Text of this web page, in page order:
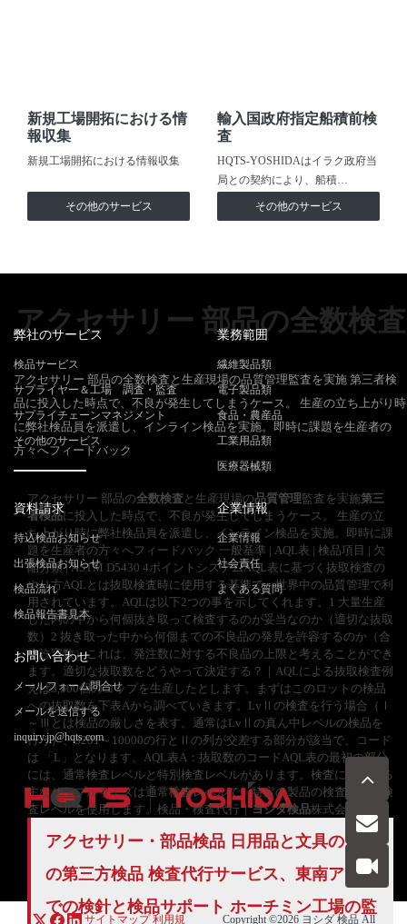
新規工場開拓における情
報収集
新規工場開拓における情報収集
その他のサービス
輸入国政府指定船積前検
査
HQTS-YOSHIDAはイラク政府当
局との契約により、船積…
その他のサービス
アクセサリー 部品の全数検査
アクセサリー 部品の全数検査と生産現場の品質管理監査を実施 第三者検
品に投入した時点で、不良が発生してしまうケース。 生産の立ち上がり時
に弊社検品員を派遣し、インライン検品を実施。即時に課題を生産者の
方々へフィードバック
アクセサリー 部品の全数検査と生産現場の品質管理監査を実施第三
者検品に投入した時点で、不良が発生してしまうケース。 生産の立
ち上がり時に弊社検品員を派遣し、インライン検品を実施。即時に課
題を生産者の方々へフィードバック 一般基準 | AQL表 | 検品項目 | 欠
陥分類 | ASTM D5430 4ポイントシステムAQL表に基づく抜取検査の
やり方AQLとは抜取検査時に使用する基準で、世界中の品質管理で利
用されています。AQLは以下2つの事を示してくれます。1 大量生産
した内の中から何個抜き取って検査するのが妥当なのか（適切な抜取
数）2 抜き取った中から何個までの不良品の発見を許容するのか（合
格許容数）これは、発注数に対する不良品の上限と考えることができ
ます。適切な抜取数をどうやって決定する？｜AQLによる抜取検査例
えば3,500個のコップを生産したとします。まずはこのロットの検品
への抜取数を下表Aから調べていきます。LvⅡの検査を行う場合（Ⅰ
～Ⅲとは検品の厳しさを表す。通常はLvⅡの真ん中レベルの検品を
行う）、3201～10000の行とⅡの列が交差する部分が該当で、コード
は 「L」となります。AQL表A：抜取数のコードAQL表の最初の部分
には、通常検査レベルと特別検査レベルがあります。検査に使用する
主なサンプルサイズは通常検査レベルで、特定の製品の検査は特別検
査レベルを使用します。検品・検査代行｜ヨシダ検品株式会社
アクセサリー・部品検品 日用品と文具のため
の第三方検品 検査代行サービス、東南アジア
での検針と検品サポート ホーチミン工場の監
弊社のサービス
検品サービス
サプライヤー＆工場 調査・監査
サプライチェーンマネジメント
その他のサービス
業務範囲
繊維製品類
電子製品類
食品・農産品
工業用品類
医療器械類
資料請求
持込検品お知らせ
出張検品お知らせ
検品流れ
検品報告書見本
企業情報
企業情報
社会責任
よくある質問
お問い合わせ
メールフォーム問合せ
メールを送信する
inquiry.jp@hqts.com
お電話でのお問い合わせ
050-5840-2657
サイトマップ 利用規 Copyright ©2026 ヨシダ 検品 All